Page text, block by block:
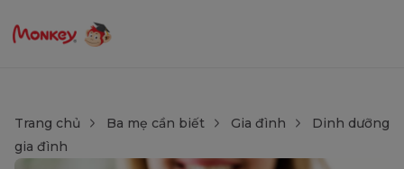
Trang chủ Ba mẹ cần biết Gia đình
Dinh dưỡng
gia đình